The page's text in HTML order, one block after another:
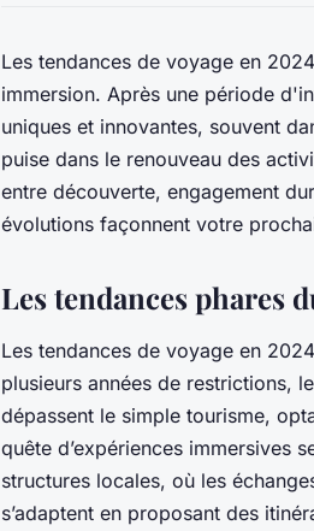
Les tendances de voyage en
immersion. Après une période
uniques et innovantes, souvent
puise dans le renouveau des
entre découverte, engagement
évolutions façonnent votre
Les tendances phares
Les tendances de voyage en
plusieurs années de restrictions,
dépassent le simple tourisme,
quête d’expériences immersives
structures locales, où les
s’adaptent en proposant des